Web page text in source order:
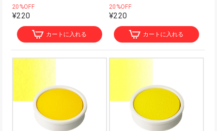
20%OFF
¥220
カートに入れる
20%OFF
¥220
カートに入れる